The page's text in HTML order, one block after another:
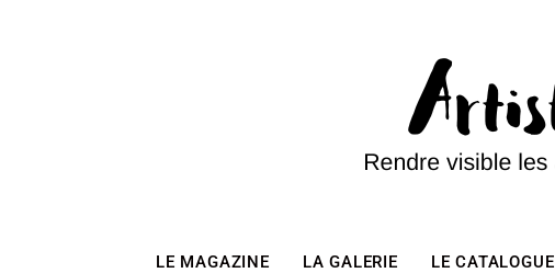
LE MAGAZINE LA GALERIE LE CATALOGUE